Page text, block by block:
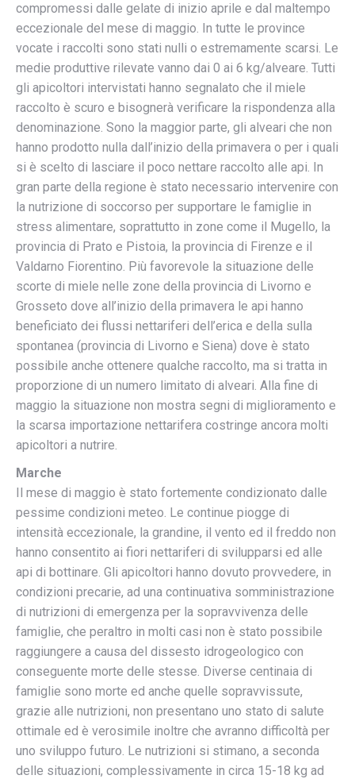
compromessi dalle gelate di inizio aprile e dal maltempo
eccezionale del mese di maggio. In tutte le province
vocate i raccolti sono stati nulli o estremamente scarsi. Le
medie produttive rilevate vanno dai 0 ai 6 kg/alveare. Tutti
gli apicoltori intervistati hanno segnalato che il miele
raccolto è scuro e bisognerà verificare la rispondenza alla
denominazione. Sono la maggior parte, gli alveari che non
hanno prodotto nulla dall’inizio della primavera o per i quali
si è scelto di lasciare il poco nettare raccolto alle api. In
gran parte della regione è stato necessario intervenire con
la nutrizione di soccorso per supportare le famiglie in
stress alimentare, soprattutto in zone come il Mugello, la
provincia di Prato e Pistoia, la provincia di Firenze e il
Valdarno Fiorentino. Più favorevole la situazione delle
scorte di miele nelle zone della provincia di Livorno e
Grosseto dove all’inizio della primavera le api hanno
beneficiato dei flussi nettariferi dell’erica e della sulla
spontanea (provincia di Livorno e Siena) dove è stato
possibile anche ottenere qualche raccolto, ma si tratta in
proporzione di un numero limitato di alveari. Alla fine di
maggio la situazione non mostra segni di miglioramento e
la scarsa importazione nettarifera costringe ancora molti
apicoltori a nutrire.
Marche
Il mese di maggio è stato fortemente condizionato dalle
pessime condizioni meteo. Le continue piogge di
intensità eccezionale, la grandine, il vento ed il freddo non
hanno consentito ai fiori nettariferi di svilupparsi ed alle
api di bottinare. Gli apicoltori hanno dovuto provvedere, in
condizioni precarie, ad una continuativa somministrazione
di nutrizioni di emergenza per la sopravvivenza delle
famiglie, che peraltro in molti casi non è stato possibile
raggiungere a causa del dissesto idrogeologico con
conseguente morte delle stesse. Diverse centinaia di
famiglie sono morte ed anche quelle sopravvissute,
grazie alle nutrizioni, non presentano uno stato di salute
ottimale ed è verosimile inoltre che avranno difficoltà per
uno sviluppo futuro. Le nutrizioni si stimano, a seconda
delle situazioni, complessivamente in circa 15-18 kg ad